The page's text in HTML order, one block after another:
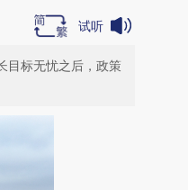
试听
目标无忧之后，政策